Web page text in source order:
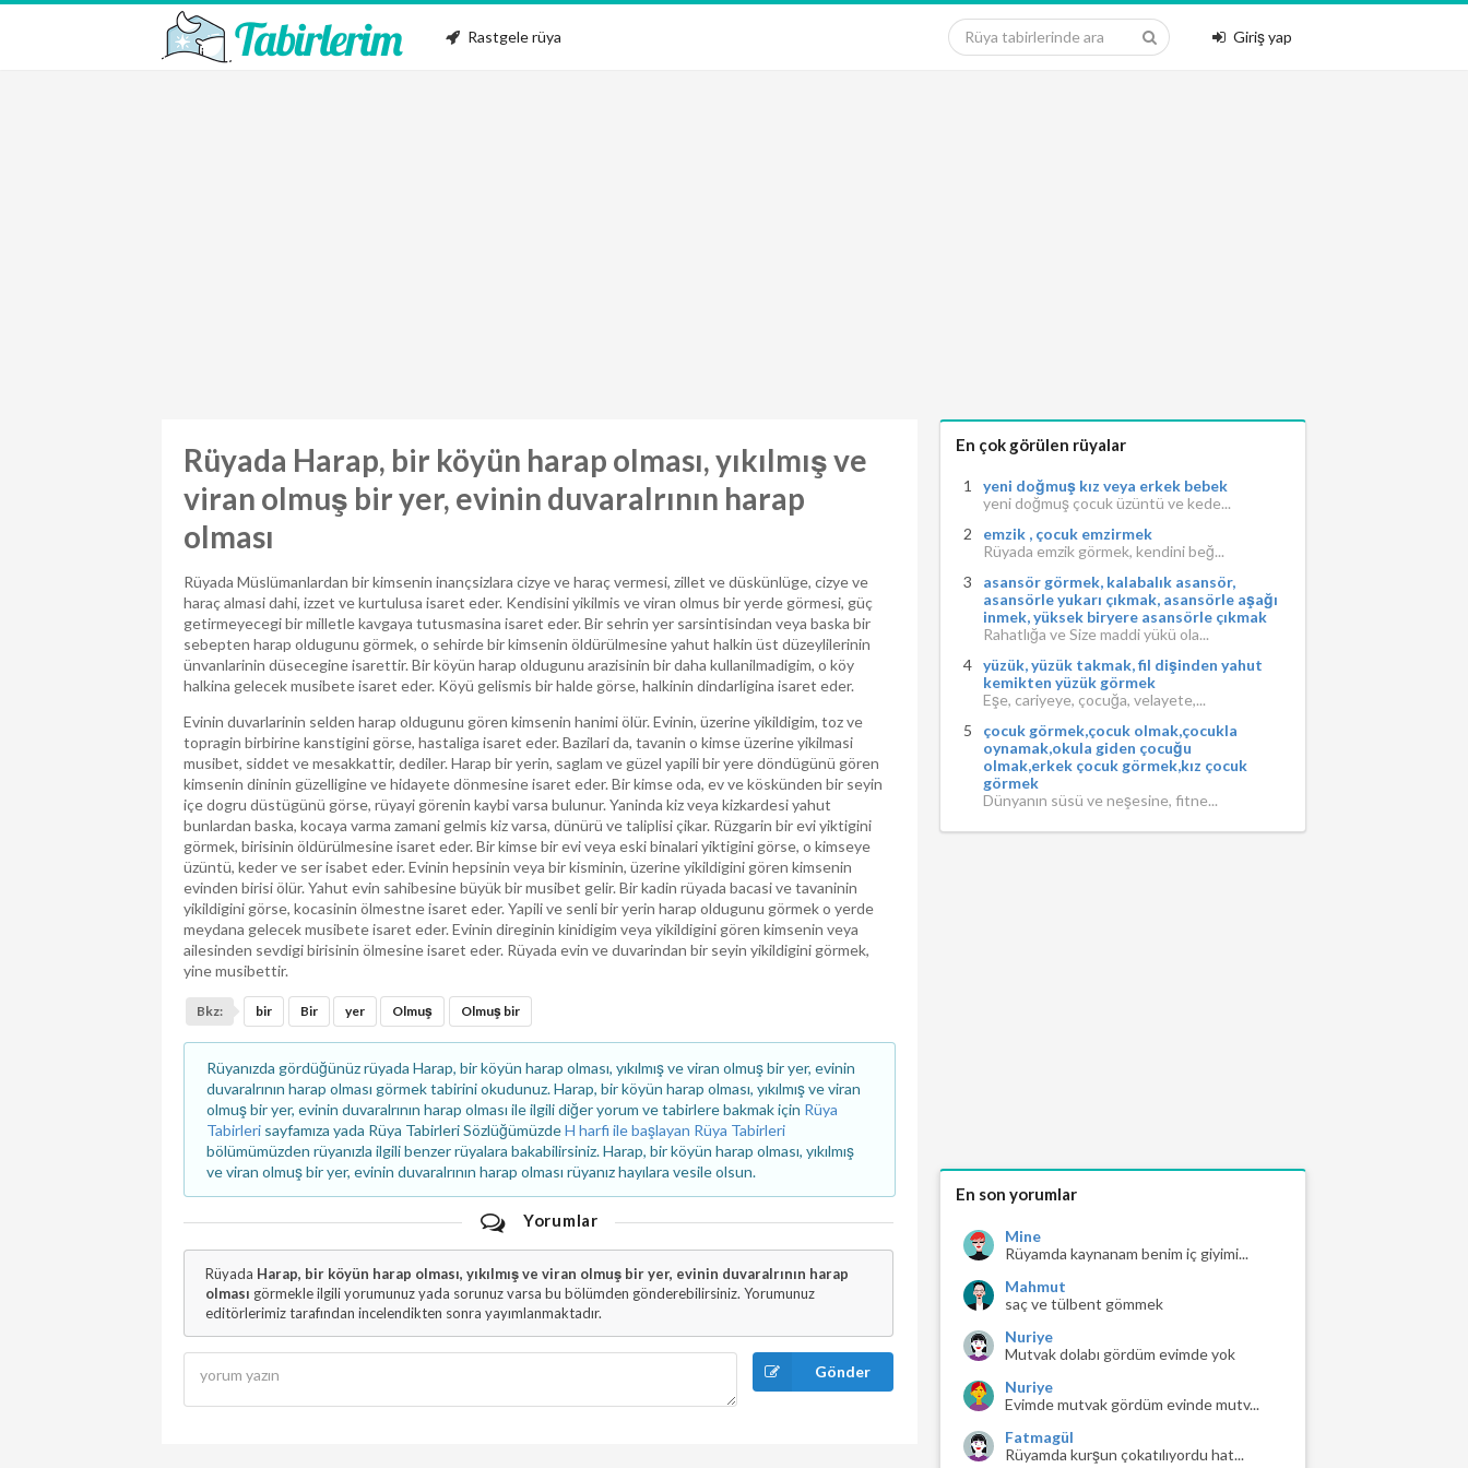
Rastgele rüya Giriş yap
Rüyada Harap, bir köyün harap olması, yıkılmış ve
viran olmuş bir yer, evinin duvaralrının harap
olması
Rüyada Müslümanlardan bir kimsenin inançsizlara cizye ve haraç vermesi, zillet ve düskünlüge, cizye ve
haraç almasi dahi, izzet ve kurtulusa isaret eder. Kendisini yikilmis ve viran olmus bir yerde görmesi, güç
getirmeyecegi bir milletle kavgaya tutusmasina isaret eder. Bir sehrin yer sarsintisindan veya baska bir
sebepten harap oldugunu görmek, o sehirde bir kimsenin öldürülmesine yahut halkin üst düzeylilerinin
ünvanlarinin düsecegine isarettir. Bir köyün harap oldugunu arazisinin bir daha kullanilmadigim, o köy
halkina gelecek musibete isaret eder. Köyü gelismis bir halde görse, halkinin dindarligina isaret eder.
Evinin duvarlarinin selden harap oldugunu gören kimsenin hanimi ölür. Evinin, üzerine yikildigim, toz ve
topragin birbirine kanstigini görse, hastaliga isaret eder. Bazilari da, tavanin o kimse üzerine yikilmasi
musibet, siddet ve mesakkattir, dediler. Harap bir yerin, saglam ve güzel yapili bir yere döndügünü gören
kimsenin dininin güzelligine ve hidayete dönmesine isaret eder. Bir kimse oda, ev ve köskünden bir seyin
içe dogru düstügünü görse, rüyayi görenin kaybi varsa bulunur. Yaninda kiz veya kizkardesi yahut
bunlardan baska, kocaya varma zamani gelmis kiz varsa, dünürü ve taliplisi çikar. Rüzgarin bir evi yiktigini
görmek, birisinin öldürülmesine isaret eder. Bir kimse bir evi veya eski binalari yiktigini görse, o kimseye
üzüntü, keder ve ser isabet eder. Evinin hepsinin veya bir kisminin, üzerine yikildigini gören kimsenin
evinden birisi ölür. Yahut evin sahibesine büyük bir musibet gelir. Bir kadin rüyada bacasi ve tavaninin
yikildigini görse, kocasinin ölmestne isaret eder. Yapili ve senli bir yerin harap oldugunu görmek o yerde
meydana gelecek musibete isaret eder. Evinin direginin kinidigim veya yikildigini gören kimsenin veya
ailesinden sevdigi birisinin ölmesine isaret eder. Rüyada evin ve duvarindan bir seyin yikildigini görmek,
yine musibettir.
Bkz: bir Bir yer Olmuş Olmuş bir
Rüyanızda gördüğünüz rüyada Harap, bir köyün harap olması, yıkılmış ve viran olmuş bir yer, evinin
duvaralrının harap olması görmek tabirini okudunuz. Harap, bir köyün harap olması, yıkılmış ve viran
olmuş bir yer, evinin duvaralrının harap olması ile ilgili diğer yorum ve tabirlere bakmak için Rüya
Tabirleri sayfamıza yada Rüya Tabirleri SözlüğümüzdeH harfi ile başlayan Rüya Tabirleri
bölümümüzden rüyanızla ilgili benzer rüyalara bakabilirsiniz. Harap, bir köyün harap olması, yıkılmış
ve viran olmuş bir yer, evinin duvaralrının harap olması rüyanız hayılara vesile olsun.
Yorumlar
Rüyada Harap, bir köyün harap olması, yıkılmış ve viran olmuş bir yer, evinin duvaralrının harap
olması görmekle ilgili yorumunuz yada sorunuz varsa bu bölümden gönderebilirsiniz. Yorumunuz
editörlerimiz tarafından incelendikten sonra yayımlanmaktadır.
Gönder
En çok görülen rüyalar
yeni doğmuş kız veya erkek bebek
yeni doğmuş çocuk üzüntü ve kede...
emzik , çocuk emzirmek
Rüyada emzik görmek, kendini beğ...
asansör görmek, kalabalık asansör,
asansörle yukarı çıkmak, asansörle aşağı
inmek, yüksek biryere asansörle çıkmak
Rahatlığa ve Size maddi yükü ola...
yüzük, yüzük takmak, fil dişinden yahut
kemikten yüzük görmek
Eşe, cariyeye, çocuğa, velayete,...
çocuk görmek,çocuk olmak,çocukla
oynamak,okula giden çocuğu
olmak,erkek çocuk görmek,kız çocuk
görmek
Dünyanın süsü ve neşesine, fitne...
En son yorumlar
Mine
Rüyamda kaynanam benim iç giyimi...
Mahmut
saç ve tülbent gömmek
Nuriye
Mutvak dolabı gördüm evimde yok
Nuriye
Evimde mutvak gördüm evinde mutv...
Fatmagül
Rüyamda kurşun çokatılıyordu hat...